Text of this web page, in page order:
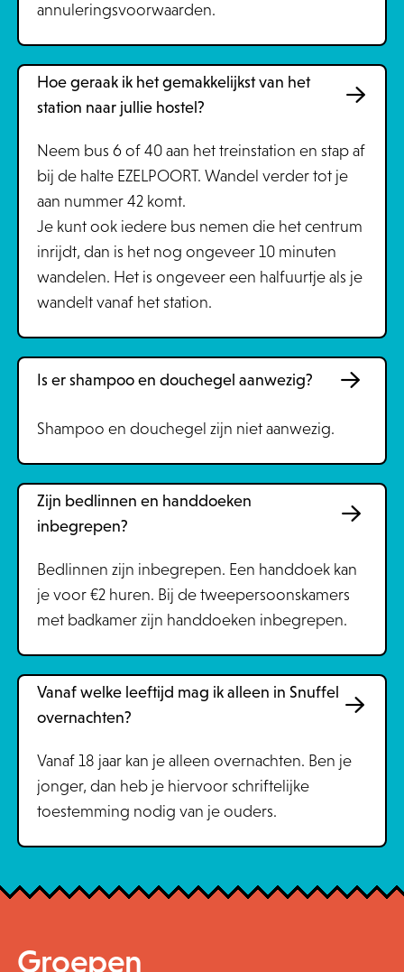
annuleringsvoorwaarden.
Hoe geraak ik het gemakkelijkst van het
station naar jullie hostel?
Neem bus 6 of 40 aan het treinstation en stap af
bij de halte EZELPOORT. Wandel verder tot je
aan nummer 42 komt.
Je kunt ook iedere bus nemen die het centrum
inrijdt, dan is het nog ongeveer 10 minuten
wandelen. Het is ongeveer een halfuurtje als je
wandelt vanaf het station.
Is er shampoo en douchegel aanwezig?
Shampoo en douchegel zijn niet aanwezig.
Zijn bedlinnen en handdoeken
inbegrepen?
Bedlinnen zijn inbegrepen. Een handdoek kan
je voor €2 huren. Bij de tweepersoonskamers
met badkamer zijn handdoeken inbegrepen.
Vanaf welke leeftijd mag ik alleen in Snuffel
overnachten?
Vanaf 18 jaar kan je alleen overnachten. Ben je
jonger, dan heb je hiervoor schriftelijke
toestemming nodig van je ouders.
Groepen